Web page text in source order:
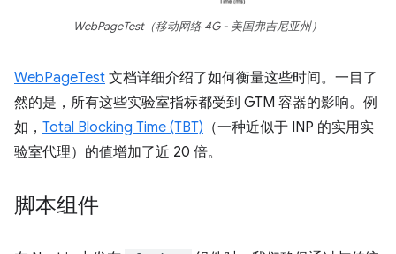
WebPageTest（移动网络 4G - 美国弗吉尼亚州）
WebPageTest 文档详细介绍了如何衡量这些时间。一目了
然的是，所有这些实验室指标都受到 GTM 容器的影响。例
如， Total Blocking Time (TBT) （一种近似于 INP 的实用实
验室代理）的值增加了近 20 倍。
脚本组件